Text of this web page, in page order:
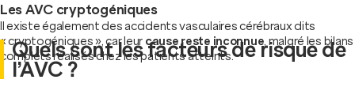
Les AVC cryptogéniques
Il existe également des accidents vasculaires cérébraux dits
« cryptogéniques », car leur cause reste inconnue, malgré les bilans
complets réalisés chez les patients atteints.
Quels sont les facteurs de risque de
l’AVC ?